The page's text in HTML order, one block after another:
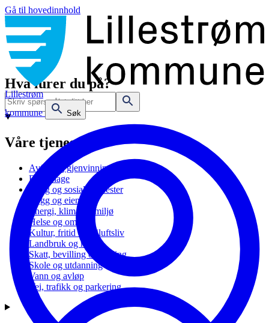
Gå til hovedinnhold
Lillestrøm
kommune
Søk
Hva lurer du på?
Våre tjenester
Avfall og gjenvinning
Barnehage
Bolig og sosiale tjenester
Bygg og eiendom
Energi, klima og miljø
Helse og omsorg
Kultur, fritid og friluftsliv
Landbruk og natur
Skatt, bevilling og næring
Skole og utdanning
Vann og avløp
Vei, trafikk og parkering